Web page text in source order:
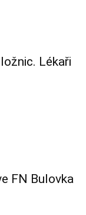
Lékaři
FN Bulovka